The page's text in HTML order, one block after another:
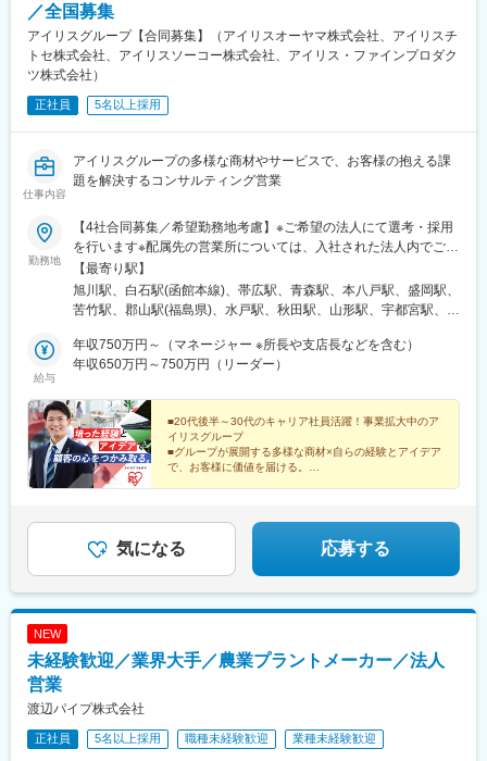
ケ丘駅(大阪府)、沢良宜駅、長田駅(大阪府)、尼崎駅(阪神線)、朝
潮橋駅、南港口駅、湊駅、高見ノ里駅、御影駅(兵庫県・阪神線)、
深江駅(兵庫県)、伊丹駅(阪急線)、中埠頭駅、中央市場前駅、三木
駅(神戸電鉄線)、尾上の松駅、ひめじ別所駅、和歌山港駅、下井阪
山駅、水島駅、東山・おかでんミュージアム駅、沖松島駅、伊予
段駅、肥後大津駅、谷山駅(指宿枕崎線)、国分駅(鹿児島県)、志布
志駅、隈之城駅、高城駅、小川駅(東京都)、中島公園駅、仙台駅、
な橋駅、南港東駅、東湊駅、住吉駅(兵庫県・阪神線)、北埠頭駅、
兵庫駅、大町駅(広島県)、須恵中央駅、新小平駅、すすきの駅、仙
台駅(地下鉄)、新子安駅、西大橋駅、女学院前駅、石津北駅、石屋
川駅、和田岬駅、古市駅(広島県)
／全国募集
アイリスグループ【合同募集】（アイリスオーヤマ株式会社、アイリスチ
トセ株式会社、アイリスソーコー株式会社、アイリス・ファインプロダク
ツ株式会社）
正社員 5名以上採用
仕事内容
アイリスグループの多様な商材やサービスで、お客様の抱える課
題を解決するコンサルティング営業
勤務地
【4社合同募集／希望勤務地考慮】※ご希望の法人にて選考・採用
を行います※配属先の営業所については、入社された法人内でご希
望を考慮して決定いたします◎マイカー通勤可（営業所によって
異なる）◎受動喫煙対策：オフィス内全面禁煙＜各社共通＞■アイ
リスオーヤマ株式会社北海道、青森県、岩手県、宮城県、秋田
県、東京都、神奈川県、静岡県、愛知県、新潟県、石川県、長野
県、京都府、大阪府、兵庫県、岡山県、広島県、香川県、愛媛
式会社北海道、岩手県、宮城県、福島県、茨城県、栃木県、埼玉
県、千葉県、東京都、神奈川県、静岡県、愛知県、新潟県、石川
県、京都府、大阪府、兵庫県、岡山県、広島県、香川県、愛媛
県、福岡県、佐賀県、熊本県、鹿児島県、沖縄県■アイリスソーコ
ー株式会社埼玉県、神奈川県、愛知県、大阪府、福岡県■アイリ
あり
【最寄り駅】
旭川駅、白石駅(函館本線)、帯広駅、青森駅、本八戸駅、盛岡駅、
苦竹駅、郡山駅(福島県)、水戸駅、秋田駅、山形駅、宇都宮駅、大
高崎駅、新潟駅、新富士駅(静岡県)、関内駅、江田駅(神奈川県)、
京成千葉駅、伏見駅(愛知県)、国際センター駅、志賀本通駅、味岡
条駅(京都市営)、旧居留地・大丸前駅、岡山駅前駅、南区役所前
駅、高松築港駅、衣山駅、西小倉駅、呉服町駅(福岡県)、肥前麓
駅、めがね橋駅、西辛島町駅、二中通駅、てだこ浦西駅、浜松町
駅、糀谷駅、目黒駅、東雲駅(東京都)、立川北駅、伊勢佐木長者町
駅、千葉駅、名古屋駅、平安通駅、大江橋駅、長堀橋駅、河内永
萱町六丁目駅、平和通駅、中洲川端駅、浜町アーケード駅、慶徳
校前駅、竹芝駅、五反田駅、立川南駅、石川町駅、千葉中央駅、
給与
年収750万円～（マネージャー ※所長や支店長などを含む）
年収650万円～750万円（リーダー）
■20代後半～30代のキャリア社員活躍！事業拡大中のア
イリスグループ
■グループが展開する多様な商材×自らの経験とアイデア
で、お客様に価値を届ける。
気になる 応募する
NEW
未経験歓迎／業界大手／農業プラントメーカー／法人
営業
渡辺パイプ株式会社
正社員 5名以上採用 職種未経験歓迎 業種未経験歓迎